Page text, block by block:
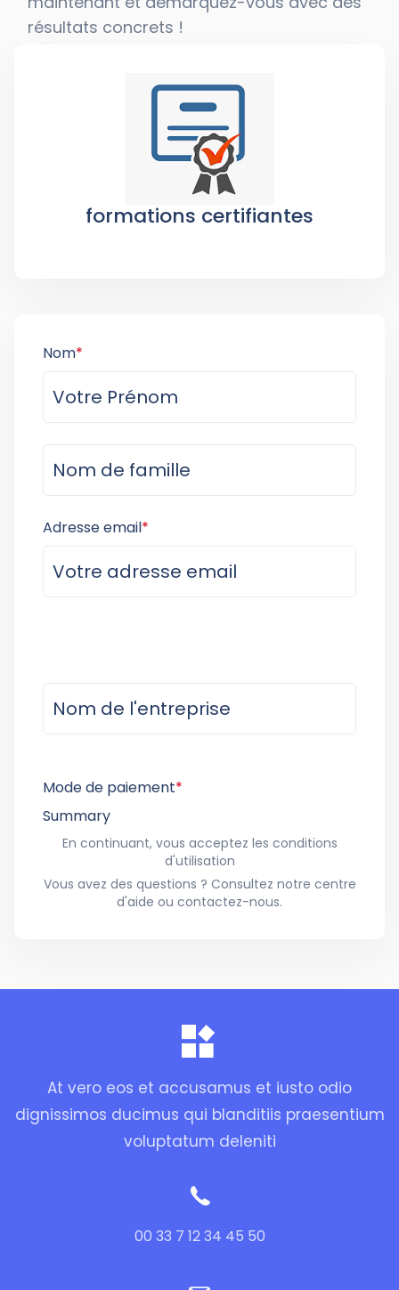
résultats concrets !
formations certifiantes
Nom*
Adresse email*
Mode de paiement*
Summary
En continuant, vous acceptez les conditions
d'utilisation
Vous avez des questions ? Consultez notre centre
d'aide ou contactez-nous.
At vero eos et accusamus et iusto odio
dignissimos ducimus qui blanditiis praesentium
voluptatum deleniti
00 33 7 12 34 45 50